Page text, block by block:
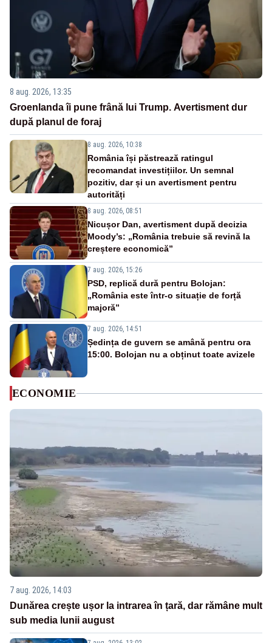
8 aug. 2026, 13:35
Groenlanda îi pune frână lui Trump. Avertisment dur
după planul de foraj
8 aug. 2026, 10:38
România își păstrează ratingul
recomandat investițiilor. Un semnal
pozitiv, dar și un avertisment pentru
autorități
8 aug. 2026, 08:51
Nicușor Dan, avertisment după decizia
Moody’s: „România trebuie să revină la
creștere economică”
7 aug. 2026, 15:26
PSD, replică dură pentru Bolojan:
„România este într-o situație de forță
majoră”
7 aug. 2026, 14:51
Ședința de guvern se amână pentru ora
15:00. Bolojan nu a obținut toate avizele
ECONOMIE
7 aug. 2026, 14:03
Dunărea crește ușor la intrarea în țară, dar rămâne mult
sub media lunii august